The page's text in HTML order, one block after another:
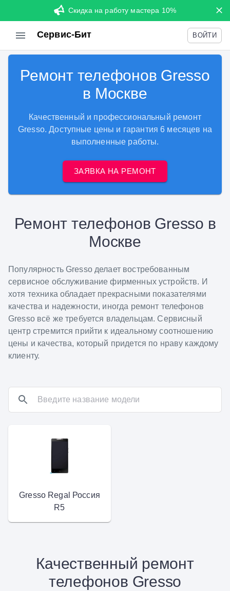
Скидка на работу мастера 10%
Сервис-Бит ВОЙТИ
Ремонт телефонов Gresso
в Москве
Качественный и профессиональный ремонт
Gresso. Доступные цены и гарантия 6 месяцев на
выполненные работы.
ЗАЯВКА НА РЕМОНТ
Ремонт телефонов Gresso в
Москве
Популярность Gresso делает востребованным
сервисное обслуживание фирменных устройств. И
хотя техника обладает прекрасными показателями
качества и надежности, иногда ремонт телефонов
Gresso всё же требуется владельцам. Сервисный
центр стремится прийти к идеальному соотношению
цены и качества, который придется по нраву каждому
клиенту.
Gresso Regal Россия
R5
Качественный ремонт
телефонов Gresso